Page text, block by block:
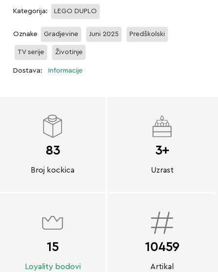
Kategorija: LEGO DUPLO
Oznake Gradjevine Juni 2025 Predškolski
TV serije Životinje
Dostava: Informacije
83
Broj kockica
3+
Uzrast
15
Loyality bodovi
10459
Artikal